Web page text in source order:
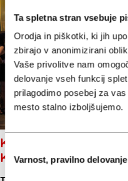
Ta spletna stran vsebuje
Orodja in piškotki, ki jih
zbirajo v anonimizirani
Vaše privolitve nam
delovanje vseh funkcij
prilagodimo posebej za
mesto stalno izboljšujemo.
Izbira
soglasja
Varnost, pravilno
KINO ŠIŠKA –
KULTURE